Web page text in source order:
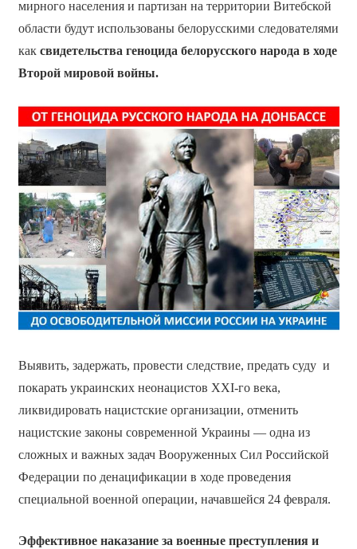
мирного населения и партизан на территории Витебской
области будут использованы белорусскими следователями
как свидетельства геноцида белорусского народа в ходе
Второй мировой войны.
Выявить, задержать, провести следствие, предать суду и
покарать украинских неонацистов XXI-го века,
ликвидировать нацистские организации, отменить
нацистские законы современной Украины — одна из
сложных и важных задач Вооруженных Сил Российской
Федерации по денацификации в ходе проведения
специальной военной операции, начавшейся 24 февраля.
Эффективное наказание за военные преступления и